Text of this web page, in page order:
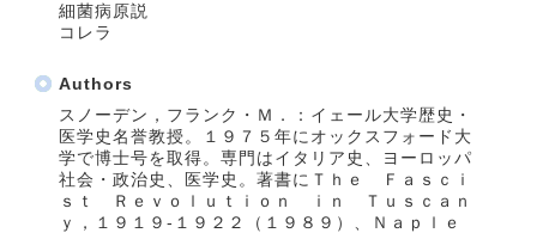
細菌病原説
コレラ
Authors
スノーデン，フランク・Ｍ．：イェール大学歴史・
医学史名誉教授。１９７５年にオックスフォード大
学で博士号を取得。専門はイタリア史、ヨーロッパ
社会・政治史、医学史。著書にＴｈｅ Ｆａｓｃｉ
ｓｔ Ｒｅｖｏｌｕｔｉｏｎ ｉｎ Ｔｕｓｃａｎ
ｙ，１９１９‐１９２２（１９８９）、Ｎａｐｌｅ